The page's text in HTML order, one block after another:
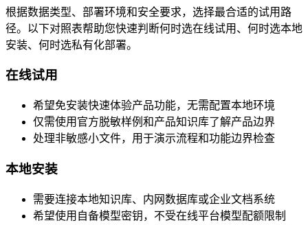
根据数据类型、部署环境和安全要求，选择最合适的试用路
径。以下对照表帮助您快速判断何时选在线试用、何时选本地
安装、何时选私有化部署。
在线试用
希望免安装快速体验产品功能，无需配置本地环境
仅需使用官方脱敏样例和产品知识库了解产品边界
处理非敏感小文件，用于演示流程和功能边界检查
本地安装
需要连接本地知识库、内网数据库或企业文档系统
希望使用自备模型密钥，不受在线平台模型配额限制